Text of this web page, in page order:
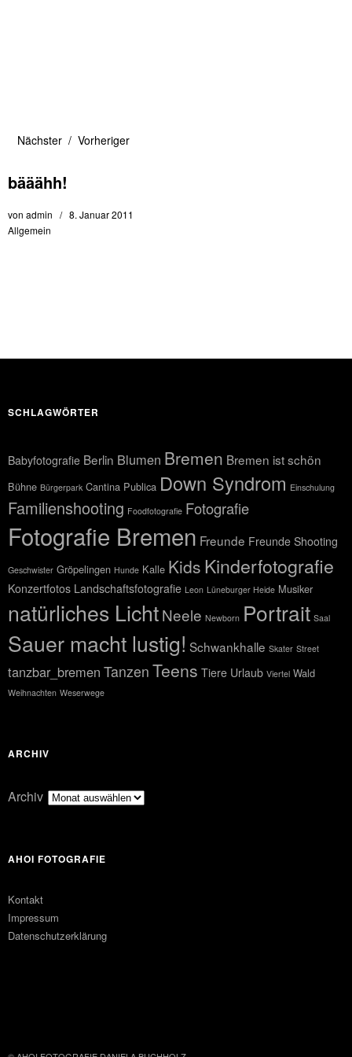
Vorheriger
Nächster
bääähh!
von admin
8. Januar 2011
Allgemein
SCHLAGWÖRTER
Babyfotografie Berlin Blumen Bremen Bremen ist schön
Bühne Bürgerpark Cantina Publica Down Syndrom Einschulung
Familienshooting Foodfotografie Fotografie
Fotografie Bremen Freunde Freunde Shooting
Geschwister Gröpelingen Hunde Kalle Kids Kinderfotografie
Konzertfotos Landschaftsfotografie Leon Lüneburger Heide Musiker
natürliches LichtNeele Newborn Portrait Saal
Sauer macht lustig! Schwankhalle Skater Street
tanzbar_bremen Tanzen Teens Tiere Urlaub Viertel Wald
Weihnachten Weserwege
ARCHIV
Archiv
AHOI FOTOGRAFIE
Kontakt
Impressum
Datenschutzerklärung